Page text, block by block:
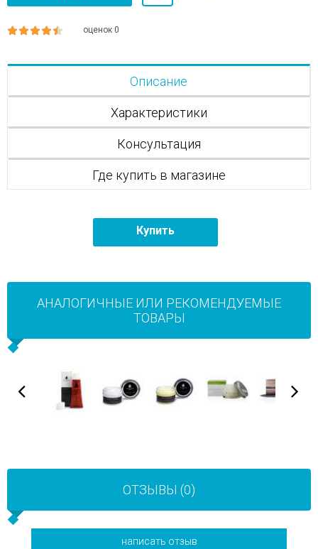
оценок 0
Описание
Характеристики
Консультация
Где купить в магазине
Купить
АНАЛОГИЧНЫЕ ИЛИ РЕКОМЕНДУЕМЫЕ
ТОВАРЫ
ОТЗЫВЫ (0)
написать отзыв